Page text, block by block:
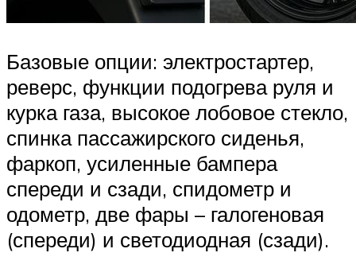
Базовые опции: электростартер,
реверс, функции подогрева руля и
курка газа, высокое лобовое стекло,
спинка пассажирского сиденья,
фаркоп, усиленные бампера
спереди и сзади, спидометр и
одометр, две фары – галогеновая
(спереди) и светодиодная (сзади).